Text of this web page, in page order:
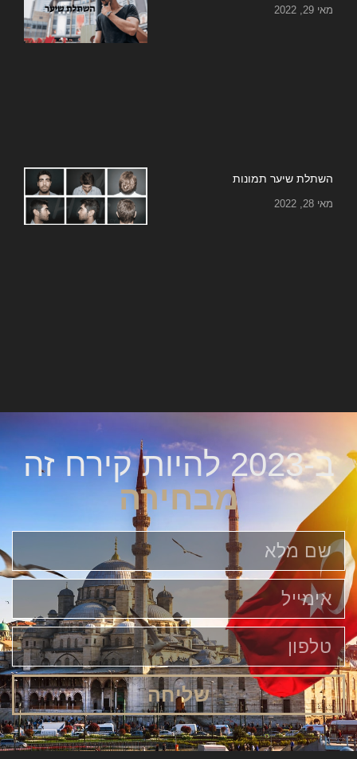
מאי 29, 2022
השתלת שיער תמונות
מאי 28, 2022
ב-2023 להיות קירח זה
מבחירה
שליחה